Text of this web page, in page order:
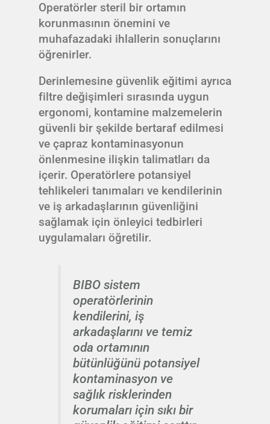
Operatörler steril bir ortamın
korunmasının önemini ve
muhafazadaki ihlallerin sonuçlarını
öğrenirler.
Derinlemesine güvenlik eğitimi ayrıca
filtre değişimleri sırasında uygun
ergonomi, kontamine malzemelerin
güvenli bir şekilde bertaraf edilmesi
ve çapraz kontaminasyonun
önlenmesine ilişkin talimatları da
içerir. Operatörlere potansiyel
tehlikeleri tanımaları ve kendilerinin
ve iş arkadaşlarının güvenliğini
sağlamak için önleyici tedbirleri
uygulamaları öğretilir.
BIBO sistem
operatörlerinin
kendilerini, iş
arkadaşlarını ve temiz
oda ortamının
bütünlüğünü potansiyel
kontaminasyon ve
sağlık risklerinden
korumaları için sıkı bir